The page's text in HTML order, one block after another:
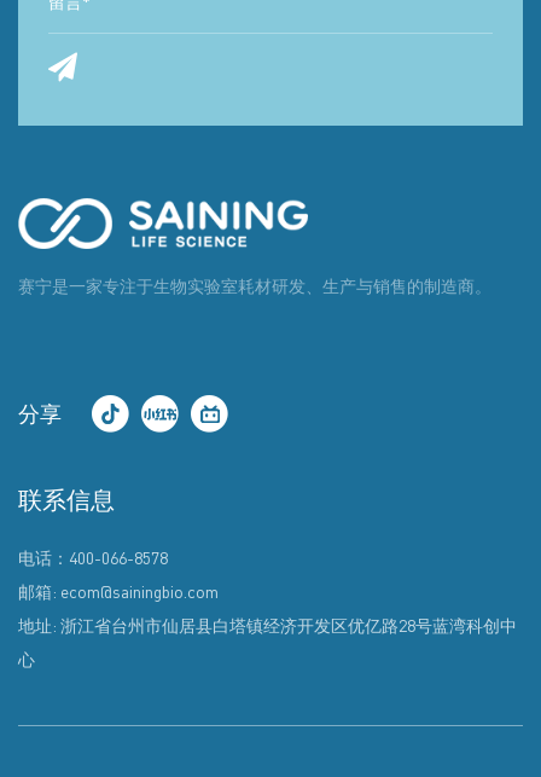
赛宁是一家专注于生物实验室耗材研发、生产与销售的制造商。
分享
联系信息
电话：400-066-8578
邮箱: ecom@sainingbio.com
地址: 浙江省台州市仙居县白塔镇经济开发区优亿路28号蓝湾科创中
心